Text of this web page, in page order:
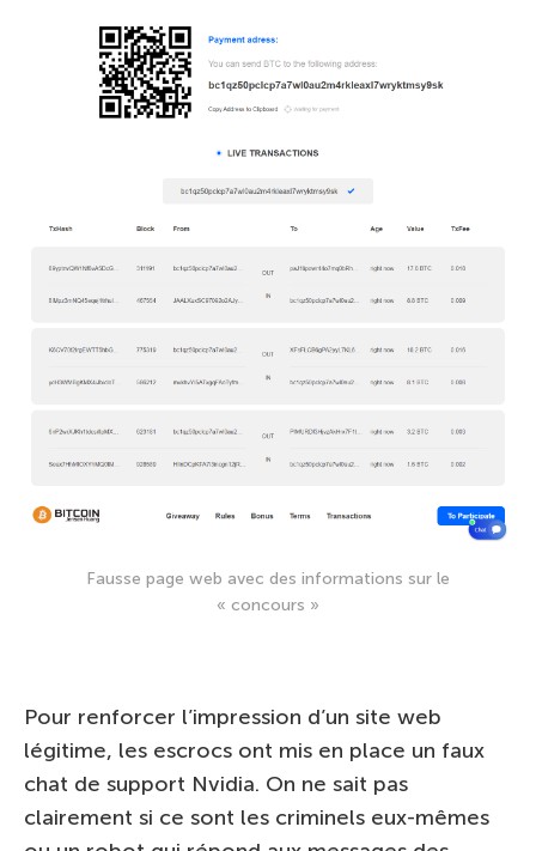
Fausse page web avec des informations sur le
« concours »
Pour renforcer l’impression d’un site web
légitime, les escrocs ont mis en place un faux
chat de support Nvidia. On ne sait pas
clairement si ce sont les criminels eux-mêmes